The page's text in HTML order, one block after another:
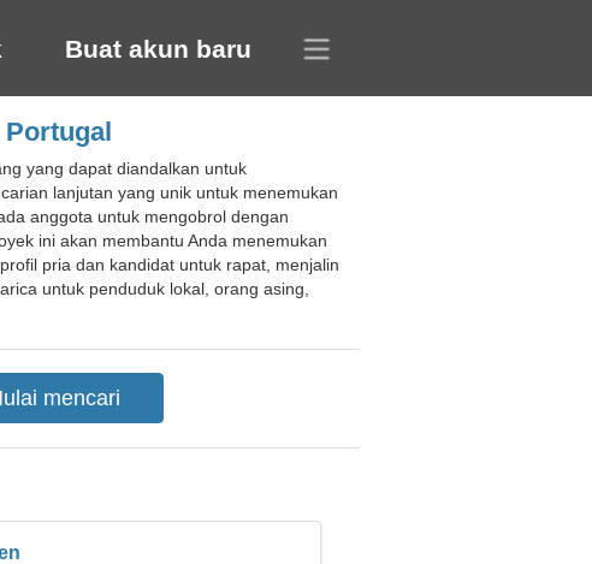
Buat akun baru
Portugal
yang dapat diandalkan untuk
lanjutan yang unik untuk menemukan
anggota untuk mengobrol dengan
ini akan membantu Anda menemukan
pria dan kandidat untuk rapat, menjalin
untuk penduduk lokal, orang asing,